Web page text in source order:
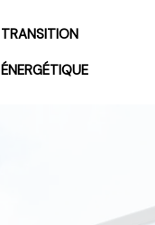
TRANSITION
ÉNERGÉTIQUE